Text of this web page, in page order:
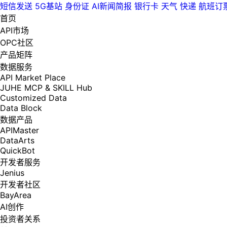
短信发送 5G基站 身份证 AI新闻简报 银行卡 天气 快递 航班订
首页
API市场
OPC社区
产品矩阵
数据服务
API Market Place
JUHE MCP & SKILL Hub
Customized Data
Data Block
数据产品
APIMaster
DataArts
QuickBot
开发者服务
Jenius
开发者社区
BayArea
AI创作
投资者关系